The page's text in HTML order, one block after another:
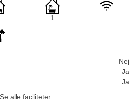
1
Nej
Ja
Ja
Se alle faciliteter